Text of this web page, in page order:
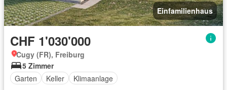
Einfamilienhaus
CHF 1'030'000
Cugy (FR), Freiburg
5 Zimmer
Garten
Keller Klimaanlage